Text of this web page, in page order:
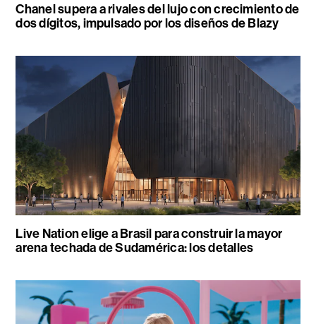
Chanel supera a rivales del lujo con crecimiento de
dos dígitos, impulsado por los diseños de Blazy
Live Nation elige a Brasil para construir la mayor
arena techada de Sudamérica: los detalles